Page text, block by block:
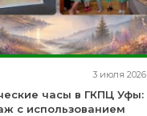
3 июля 2026
часы в ГКПЦ Уфы:
с использованием